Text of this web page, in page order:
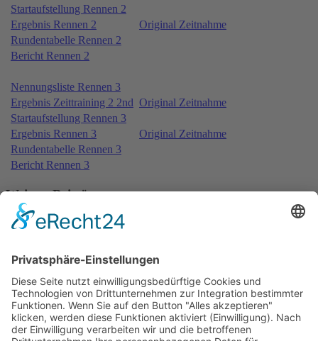
Startaufstellung Rennen 2
Ergebnis Rennen 2
Original Zeitnahme
Rundentabelle Rennen 2
Bericht Rennen 2
Nennungsliste Rennen 3
Ergebnis Zeittraining 2 2nd Original Zeitnahme
Startaufstellung Rennen 3
Ergebnis Rennen 3
Original Zeitnahme
Rundentabelle Rennen 3
Bericht Rennen 3
Weitere Beiträge …
15.07.2017 - Lausitzring
18.06.2017 - Most
1
2
3
4